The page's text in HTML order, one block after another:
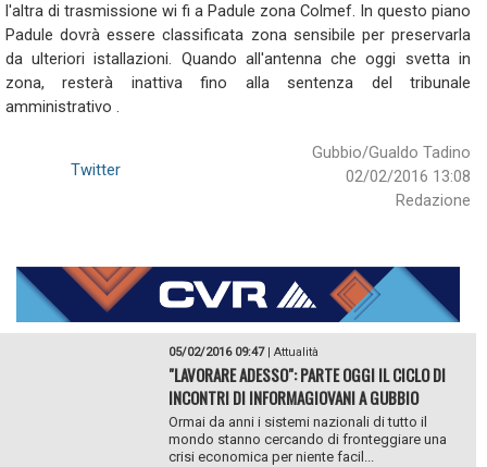
l'altra di trasmissione wi fi a Padule zona Colmef. In questo piano
Padule dovrà essere classificata zona sensibile per preservarla
da ulteriori istallazioni. Quando all'antenna che oggi svetta in
zona, resterà inattiva fino alla sentenza del tribunale
amministrativo .
Gubbio/Gualdo Tadino
02/02/2016 13:08
Redazione
Twitter
05/02/2016 09:47| Attualità
"LAVORARE ADESSO": PARTE OGGI IL CICLO DI
INCONTRI DI INFORMAGIOVANI A GUBBIO
Ormai da anni i sistemi nazionali di tutto il
mondo stanno cercando di fronteggiare una
crisi economica per niente facil...